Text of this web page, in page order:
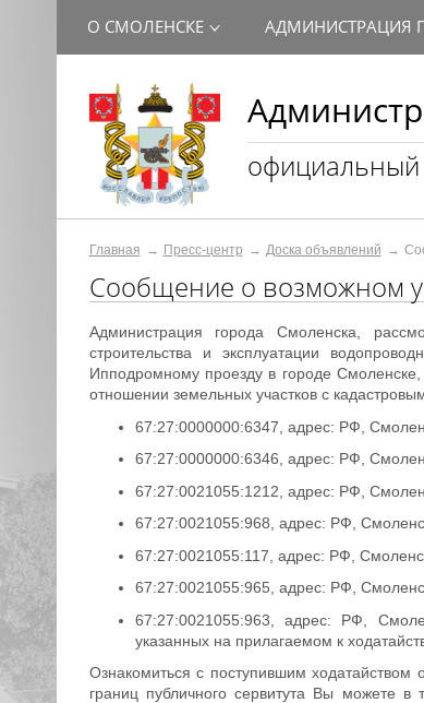
официальный
О СМОЛЕНСКЕ АДМИНИСТРАЦИЯ
Главная Пресс-центр Доска объявлений
Сообщение о возможном
Администрация города Смоленска,
строительства и эксплуатации
Ипподромному проезду в городе
отношении земельных участков с
67:27:0000000:6347, адрес: РФ,
67:27:0000000:6346, адрес: РФ,
67:27:0021055:1212, адрес: РФ,
67:27:0021055:968, адрес: РФ,
67:27:0021055:117, адрес: РФ,
67:27:0021055:965, адрес: РФ,
67:27:0021055:963, адрес: РФ,
указанных на прилагаемом к
Ознакомиться с поступившим
границ публичного сервитута Вы можете